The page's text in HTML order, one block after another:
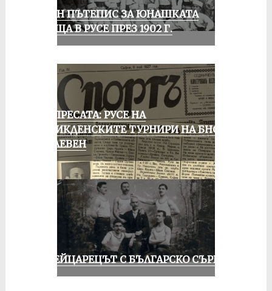
ЕДИН ПЪТЕПИС ЗА ЮНАШКАТА
СРЕЩА В РУСЕ ПРЕЗ 1902 Г.
ОТ ПРЕСАТА: РУСЕ НА
ВЕЛИКДЕНСКИТЕ ТУРНИРИ НА БНСФ
В ПЛЕВЕН
ШВЕЙЦАРЕЦЪТ С БЪЛГАРСКО СЪРЦЕ